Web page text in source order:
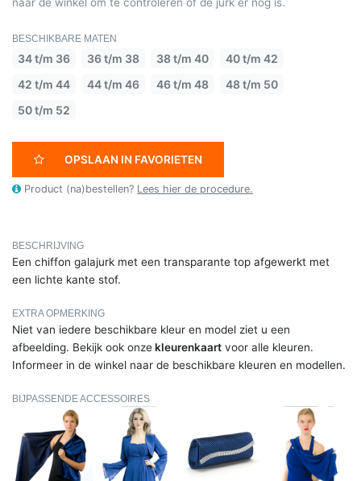
BESCHIKBARE MATEN
34 t/m 36 36 t/m 38 38 t/m 40
40 t/m 42
42 t/m 44
44 t/m 46 46 t/m 48
48 t/m 50
50 t/m 52
OPSLAAN IN FAVORIETEN
Product (na)bestellen? Lees hier de procedure.
BESCHRIJVING
Een chiffon galajurk met een transparante top afgewerkt met
een lichte kante stof.
EXTRA OPMERKING
Niet van iedere beschikbare kleur en model ziet u een
afbeelding. Bekijk ook onzekleurenkaart voor alle kleuren.
Informeer in de winkel naar de beschikbare kleuren en modellen.
BIJPASSENDE ACCESSOIRES